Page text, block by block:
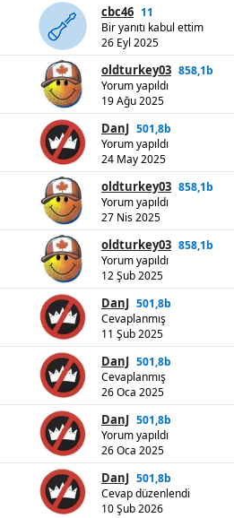
cbc46 11
Bir yanıtı kabul ettim
26 Eyl 2025
oldturkey03 858,1b
Yorum yapıldı
19 Ağu 2025
DanJ 501,8b
Yorum yapıldı
24 May 2025
oldturkey03 858,1b
Yorum yapıldı
27 Nis 2025
oldturkey03 858,1b
Yorum yapıldı
12 Şub 2025
DanJ 501,8b
Cevaplanmış
11 Şub 2025
DanJ 501,8b
Cevaplanmış
26 Oca 2025
DanJ 501,8b
Yorum yapıldı
26 Oca 2025
DanJ 501,8b
Cevap düzenlendi
10 Şub 2026